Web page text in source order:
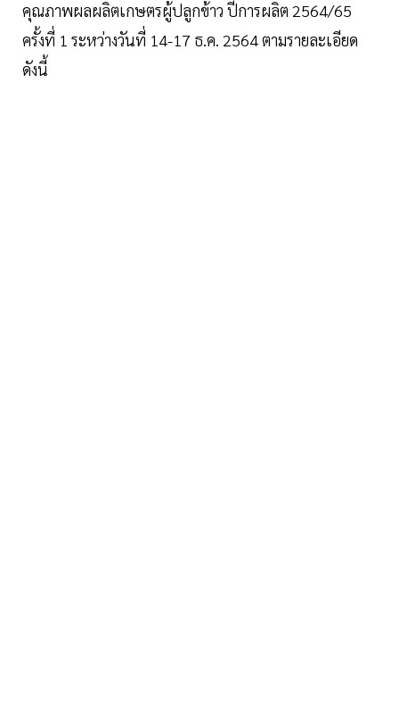
คุณภาพผลผลิตเกษตรผู้ปลูกข้าว ปีการผลิต 2564/65
ครั้งที่ 1​ ระหว่างวันที่​ 14-17​ ธ.ค.​ 2564​ ตามรายละเอียด​
ดังนี้